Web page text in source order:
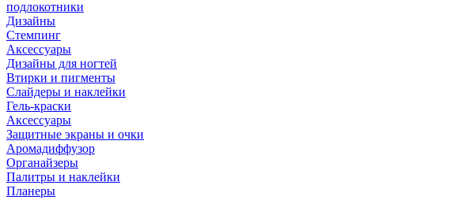
подлокотники
Дизайны
Стемпинг
Аксессуары
Дизайны для ногтей
Втирки и пигменты
Слайдеры и наклейки
Гель-краски
Аксессуары
Защитные экраны и очки
Аромадиффузор
Органайзеры
Палитры и наклейки
Планеры